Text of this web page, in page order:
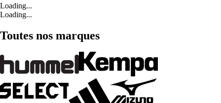
Loading...
Loading...
Toutes nos marques